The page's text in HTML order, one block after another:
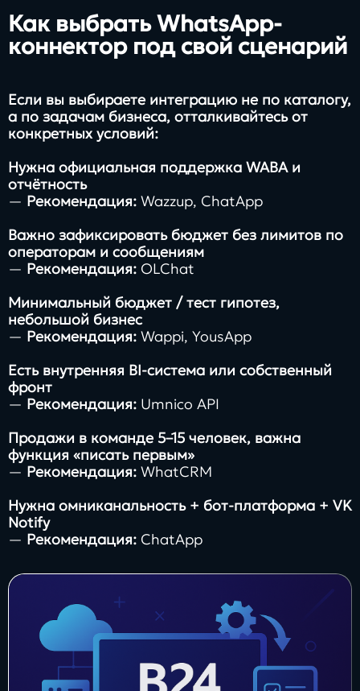
Как выбрать WhatsApp-
коннектор под свой сценарий
Если вы выбираете интеграцию не по каталогу,
а по задачам бизнеса, отталкивайтесь от
конкретных условий:
Нужна официальная поддержка WABA и
отчётность
— Рекомендация: Wazzup, ChatApp
Важно зафиксировать бюджет без лимитов по
операторам и сообщениям
— Рекомендация: OLChat
Минимальный бюджет / тест гипотез,
небольшой бизнес
— Рекомендация: Wappi, YousApp
Есть внутренняя BI-система или собственный
фронт
— Рекомендация: Umnico API
Продажи в команде 5–15 человек, важна
функция «писать первым»
— Рекомендация: WhatCRM
Нужна омниканальность + бот-платформа + VK
Notify
— Рекомендация: ChatApp